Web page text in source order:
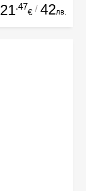
21.47
€ / 42лв.